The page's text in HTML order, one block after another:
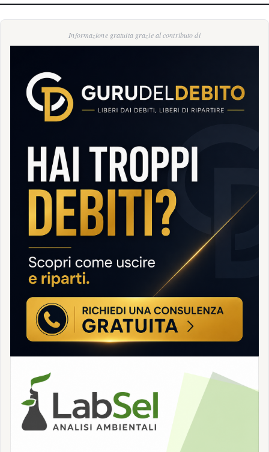
Informazione gratuita grazie al contributo di